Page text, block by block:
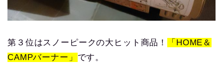
第３位はスノーピークの大ヒット商品！
「HOME＆
CAMPバーナー」 です。